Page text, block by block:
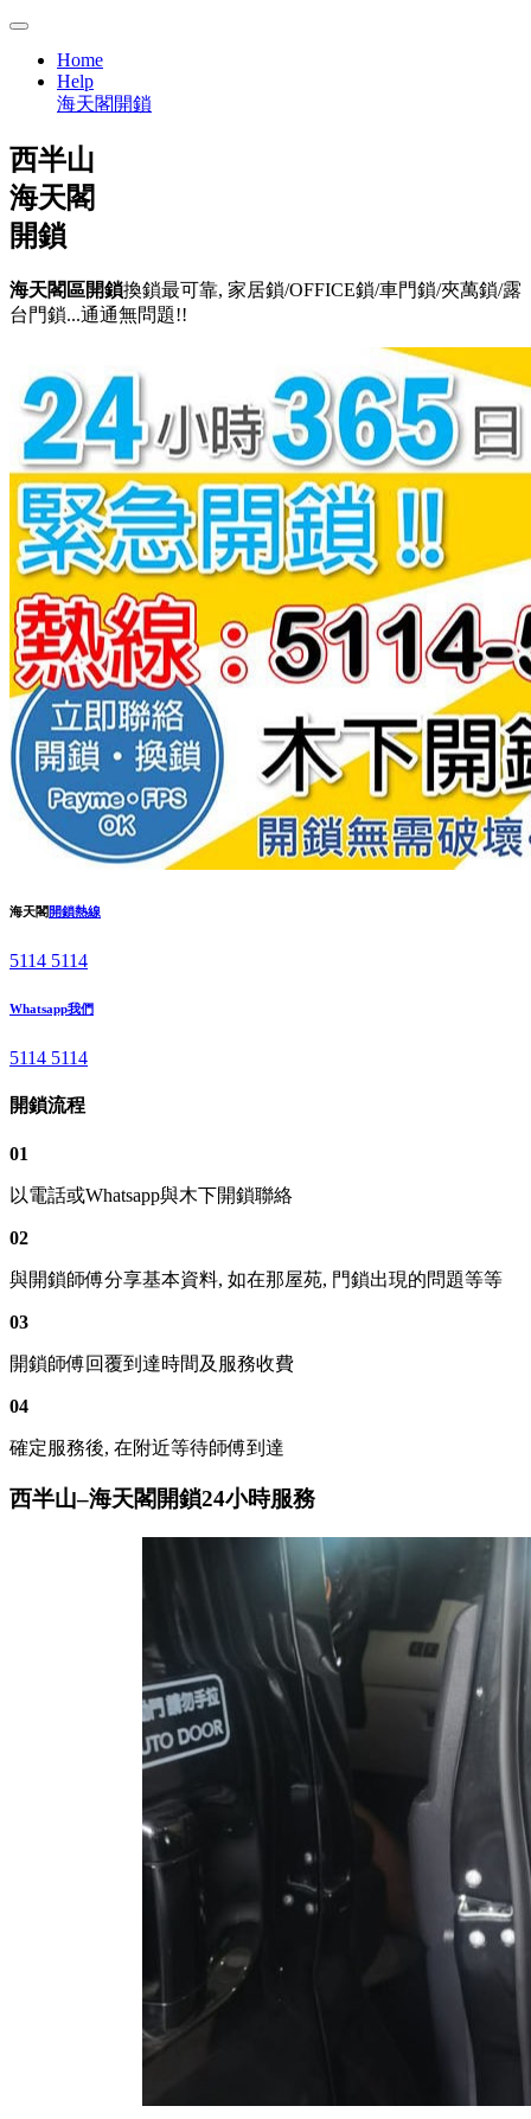
Home
Help
海天閣開鎖
西半山
海天閣
開鎖
海天閣區開鎖換鎖最可靠, 家居鎖/OFFICE鎖/車門鎖/夾萬鎖/露
台門鎖...通通無問題!!
海天閣開鎖熱線
5114 5114
Whatsapp我們
5114 5114
開鎖流程
01
以電話或Whatsapp與木下開鎖聯絡
02
與開鎖師傅分享基本資料, 如在那屋苑, 門鎖出現的問題等等
03
開鎖師傅回覆到達時間及服務收費
04
確定服務後, 在附近等待師傅到達
西半山–海天閣開鎖24小時服務